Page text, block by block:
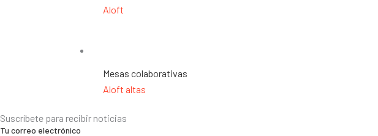
Aloft
Mesas colaborativas
Aloft altas
Suscríbete para recibir noticias
Tu correo electrónico